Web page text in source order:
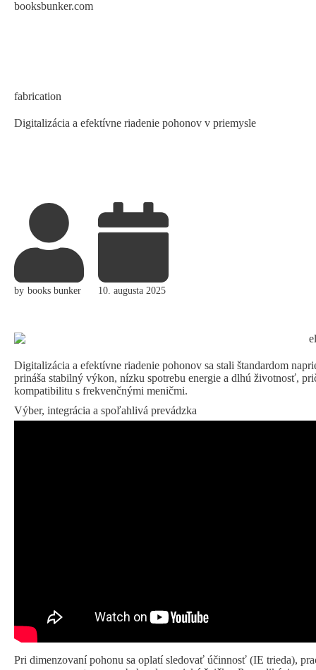
booksbunker.com
Digitalizácia a efektívne riadenie pohonov v priemysle
Category
fabrication
by books bunker 10. augusta 2025
Digitalizácia a efektívne riadenie pohonov sa stali štandardom
prináša stabilný výkon, nízku spotrebu energie a dlhú životnosť,
kompatibilitu s frekvenčnými meničmi.
Výber, integrácia a spoľahlivá prevádzka
Pri dimenzovaní pohonu sa oplatí sledovať účinnosť (IE trieda),